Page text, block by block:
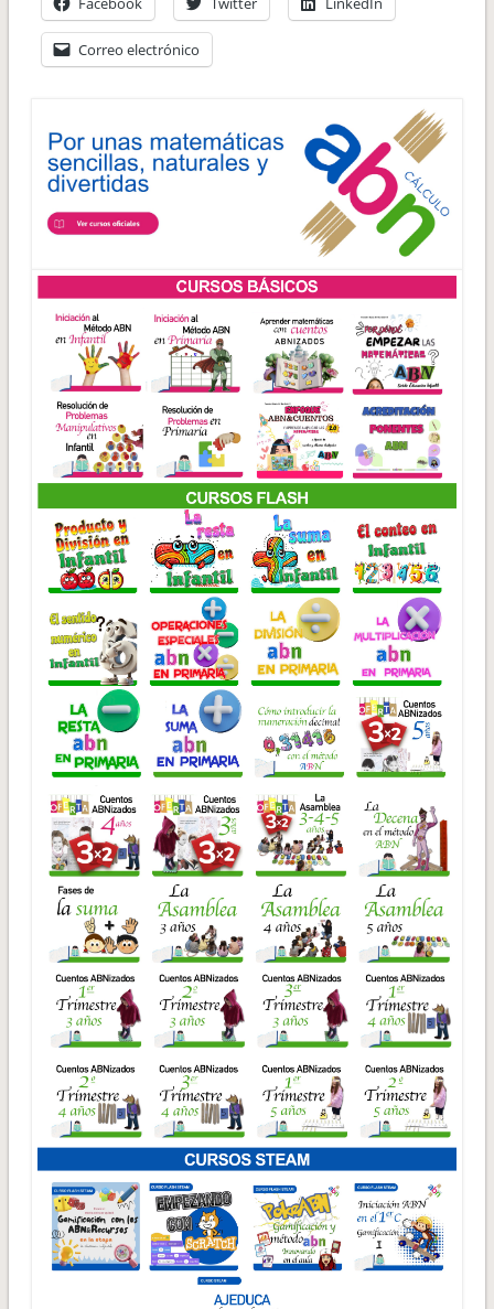
Correo electrónico